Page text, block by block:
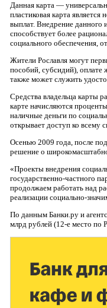
Данная карта —
пластиковая карта
выплат. Внедрение данного
способствует более
социального обеспечения,
Жители Рославля могут
пособий, субсидий), оплате
также может служить
Средства владельца карты
карте начисляются
наличные деньги по
открывает доступ ко всему
Осенью 2009 года, после
решение о
«Проекты внедрения
государственно-частного
продолжаем работать над
реализации социально-
По данным Банки.ру и
млрд рублей (12-е место по